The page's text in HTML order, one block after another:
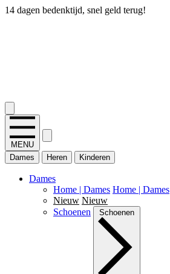
14 dagen bedenktijd, snel geld terug!
MENU
Dames
Heren Kinderen
Dames
Home | Dames Home | Dames
Nieuw Nieuw
Schoenen
Schoenen